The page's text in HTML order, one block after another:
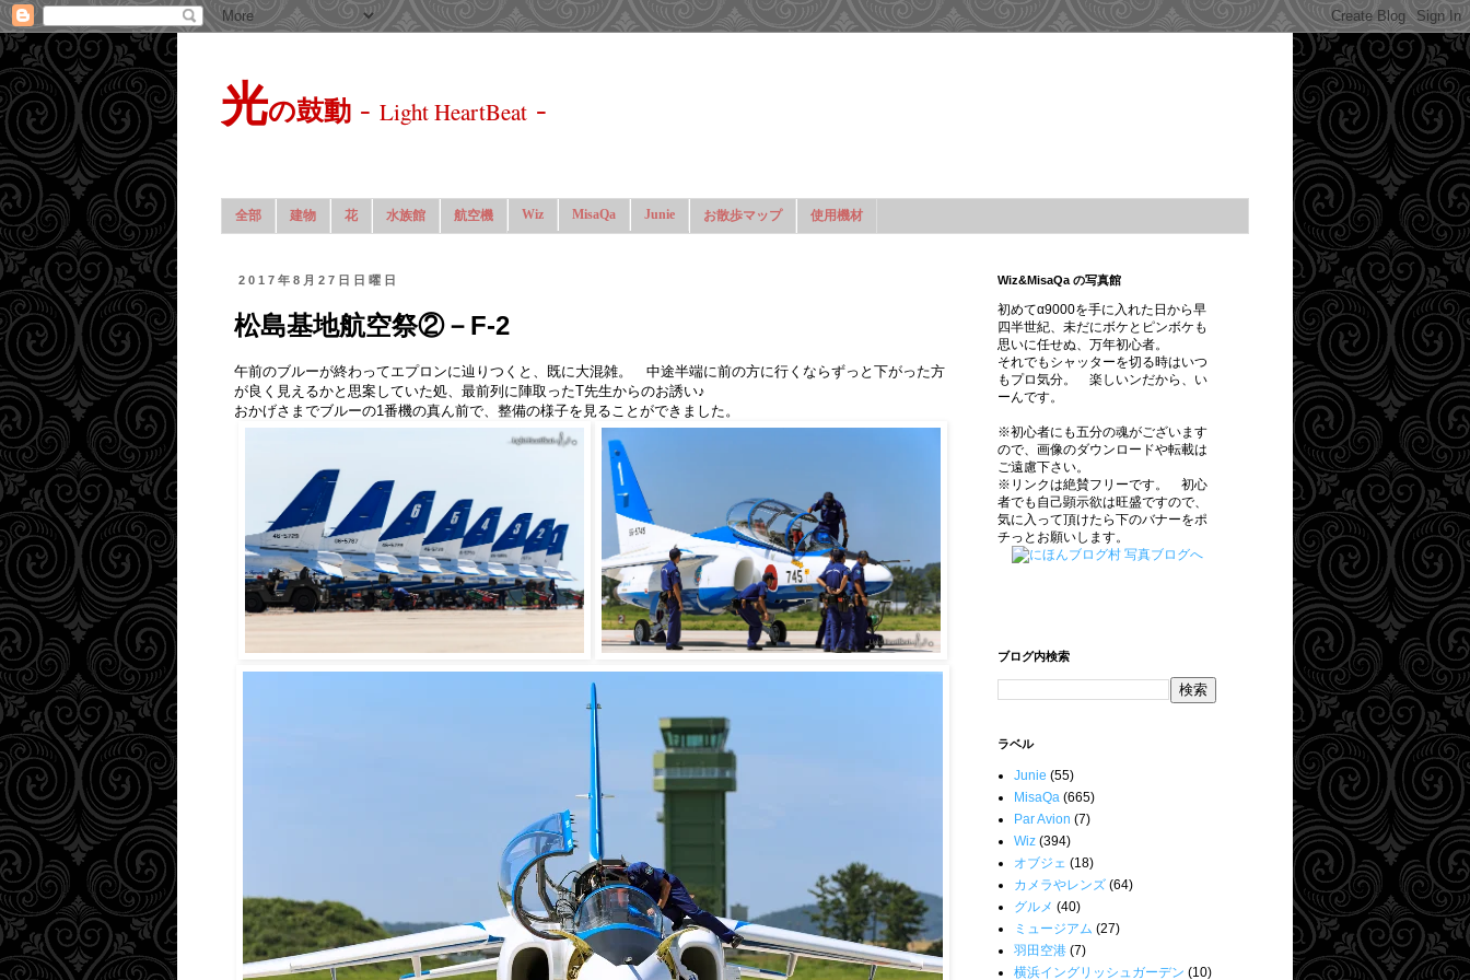
光の鼓動 - Light HeartBeat -
全部 建物 花 水族館 航空機 Wiz MisaQa Junie お散歩マップ 使用機材
2017年8月27日日曜日
松島基地航空祭②－F-2
午前のブルーが終わってエプロンに辿りつくと、既に大混雑。 中途半端に前の方に行くならずっと下がった方
が良く見えるかと思案していた処、最前列に陣取ったT先生からのお誘い♪
おかげさまでブルーの1番機の真ん前で、整備の様子を見ることができました。
Wiz&MisaQa の写真館
初めてα9000を手に入れた日から早
四半世紀、未だにボケとピンボケも
思いに任せぬ、万年初心者。
それでもシャッターを切る時はいつ
もプロ気分。 楽しいンだから、い
ーんです。
※初心者にも五分の魂がございます
ので、画像のダウンロードや転載は
ご遠慮下さい。
※ リンクは絶賛フリーです。 初心
者でも自己顕示欲は旺盛ですので、
気に入って頂けたら下のバナーをポ
チっとお願いします。
ブログ内検索
ラベル
Junie (55)
MisaQa (665)
Par Avion (7)
Wiz (394)
オブジェ (18)
カメラやレンズ (64)
グルメ (40)
ミュージアム (27)
羽田空港 (7)
横浜イングリッシュガーデン (10)